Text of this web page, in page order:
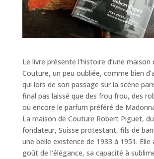
Le livre présente l'histoire d’une maison
Couture, un peu oubliée, comme bien
qui lors de son passage sur la scène
final pas laissé que des frou frou, des
ou encore le parfum préféré de
La maison de Couture Robert Piguet,
fondateur, Suisse protestant, fils de
une belle existence de 1933 à 1951.
goût de l’élégance, sa capacité à